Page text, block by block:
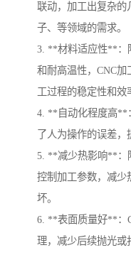
联动，加工出复杂的
子、等领域的需求。
3. **材料适应性**：
和耐高温性，CNC
工过程的稳定性和效
4. **自动化程度高**
了人为操作的误差，
5. **减少热影响**：
控制加工参数，减少
坏。
6. **表面质量好**：
理，减少后续抛光或